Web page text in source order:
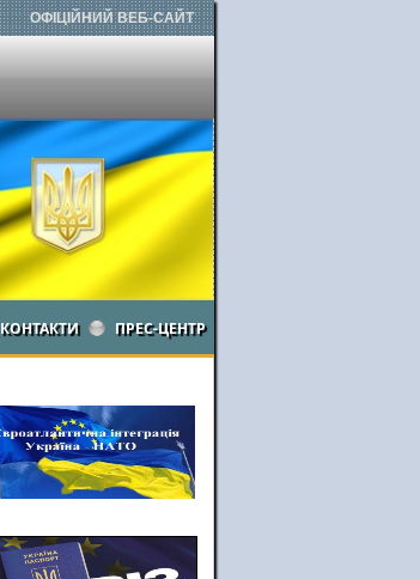
ОФІЦІЙНИЙ ВЕБ-САЙТ
КОНТАКТИ ПРЕС-ЦЕНТР